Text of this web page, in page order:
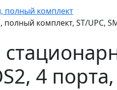
полный комплект
комплект, ST/UPC,
4